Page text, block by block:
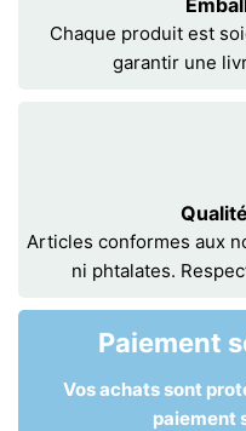
Chaque produit est
garantir une
Articles conformes aux
ni phtalates.
Paiement
Vos achats sont
paiement